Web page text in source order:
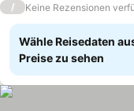
/ Keine Rezensionen
Wähle Reisedaten
Preise zu sehen